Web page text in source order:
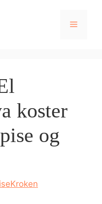
Meny
koster
og